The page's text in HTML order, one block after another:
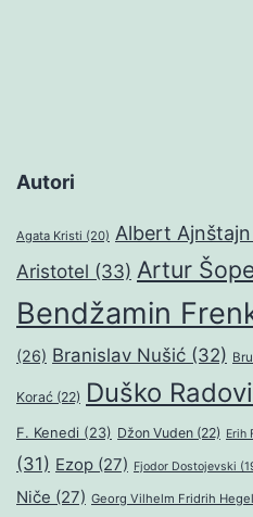
Autori
Agata Kristi (20) Albert Ajnštajn
Aristotel (33) Artur
Bendžamin
(26) Branislav Nušić (32)
Korać (22) Duško
F. Kenedi (23) Džon Vuden (22) Erih
(31) Ezop (27) Fjodor Dostojevski
Niče (27) Georg Vilhelm Fridrih Hegel